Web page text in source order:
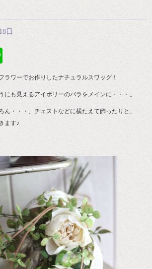
日
ラワーでお作りしたナチュラルスワッグ！
にも見えるアイボリーのバラをメインに・・・。
ん・・・、チェストなどに横たえて飾ったりと、
ます♪